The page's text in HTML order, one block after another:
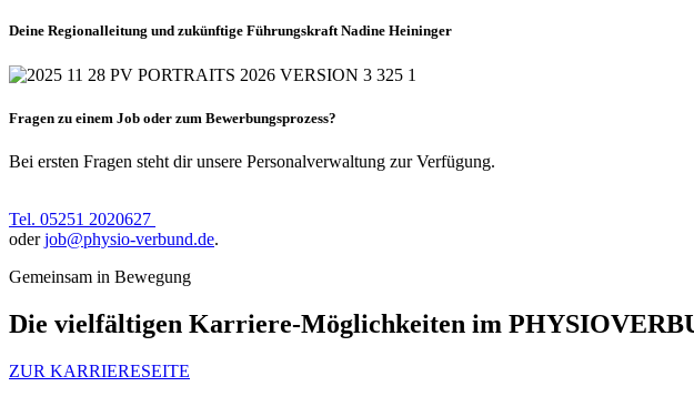
Deine Regionalleitung und zukünftige Führungskraft Nadine Heininger
Fragen zu einem Job oder zum Bewerbungsprozess?
Bei ersten Fragen steht dir unsere Personalverwaltung zur Verfügung.
Tel. 05251 2020627
oderjob@physio-verbund.de.
Gemeinsam in Bewegung
Die vielfältigen Karriere-Möglichkeiten im
ZUR KARRIERESEITE